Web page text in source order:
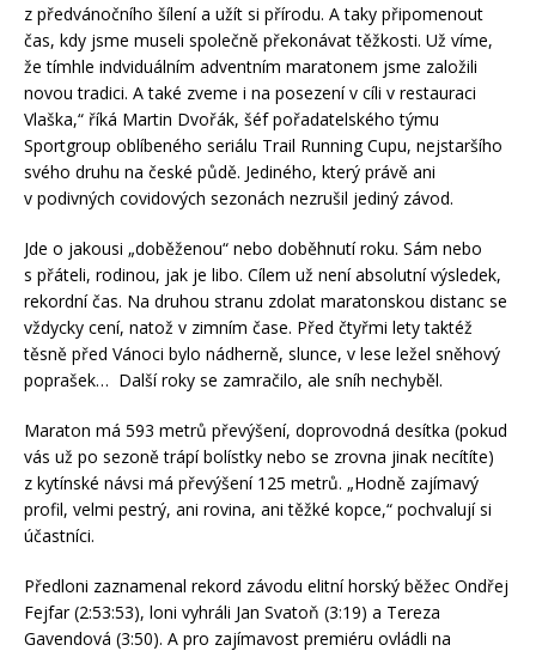
z předvánočního šílení a užít si přírodu. A taky připomenout
čas, kdy jsme museli společně překonávat těžkosti. Už víme,
že tímhle indviduálním adventním maratonem jsme založili
novou tradici. A také zveme i na posezení v cíli v restauraci
Vlaška,“ říká Martin Dvořák, šéf pořadatelského týmu
Sportgroup oblíbeného seriálu Trail Running Cupu, nejstaršího
svého druhu na české půdě. Jediného, který právě ani
v podivných covidových sezonách nezrušil jediný závod.
Jde o jakousi „doběženou“ nebo doběhnutí roku. Sám nebo
s přáteli, rodinou, jak je libo. Cílem už není absolutní výsledek,
rekordní čas. Na druhou stranu zdolat maratonskou distanc se
vždycky cení, natož v zimním čase. Před čtyřmi lety taktéž
těsně před Vánoci bylo nádherně, slunce, v lese ležel sněhový
poprašek… Další roky se zamračilo, ale sníh nechyběl.
Maraton má 593 metrů převýšení, doprovodná desítka (pokud
vás už po sezoně trápí bolístky nebo se zrovna jinak necítíte)
z kytínské návsi má převýšení 125 metrů. „Hodně zajímavý
profil, velmi pestrý, ani rovina, ani těžké kopce,“ pochvalují si
účastníci.
Předloni zaznamenal rekord závodu elitní horský běžec Ondřej
Fejfar (2:53:53), loni vyhráli Jan Svatoň (3:19) a Tereza
Gavendová (3:50). A pro zajímavost premiéru ovládli na